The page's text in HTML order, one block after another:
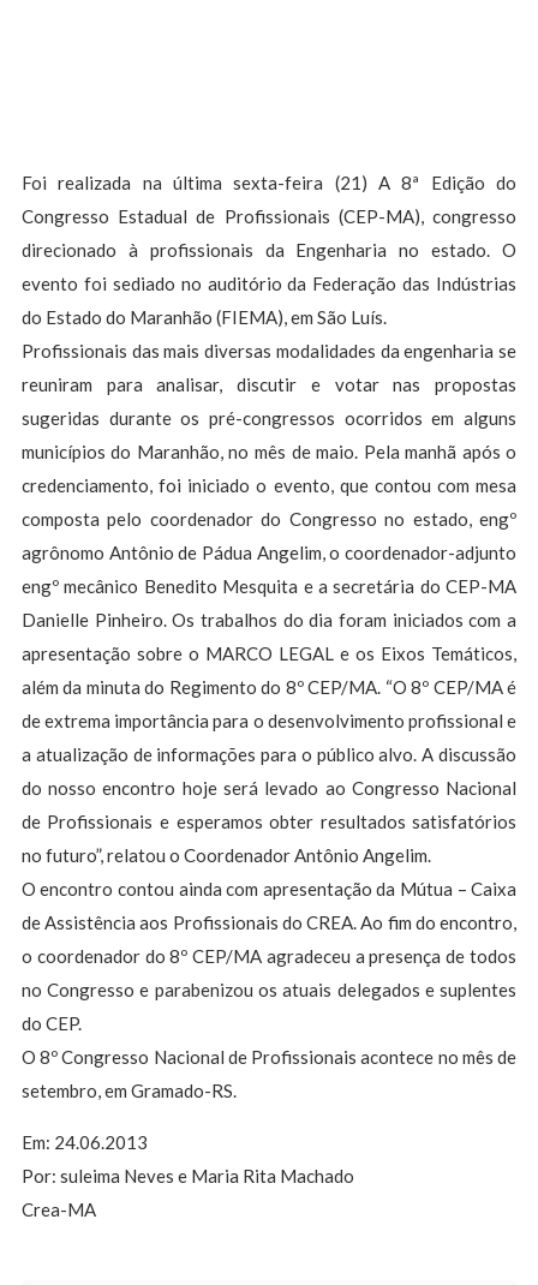
Foi realizada na última sexta-feira (21) A 8ª Edição do
Congresso Estadual de Profissionais (CEP-MA), congresso
direcionado à profissionais da Engenharia no estado. O
evento foi sediado no auditório da Federação das Indústrias
do Estado do Maranhão (FIEMA), em São Luís.
Profissionais das mais diversas modalidades da engenharia se
reuniram para analisar, discutir e votar nas propostas
sugeridas durante os pré-congressos ocorridos em alguns
municípios do Maranhão, no mês de maio. Pela manhã após o
credenciamento, foi iniciado o evento, que contou com mesa
composta pelo coordenador do Congresso no estado, engº
agrônomo Antônio de Pádua Angelim, o coordenador-adjunto
engº mecânico Benedito Mesquita e a secretária do CEP-MA
Danielle Pinheiro. Os trabalhos do dia foram iniciados com a
apresentação sobre o MARCO LEGAL e os Eixos Temáticos,
além da minuta do Regimento do 8º CEP/MA. “O 8º CEP/MA é
de extrema importância para o desenvolvimento profissional e
a atualização de informações para o público alvo. A discussão
do nosso encontro hoje será levado ao Congresso Nacional
de Profissionais e esperamos obter resultados satisfatórios
no futuro”, relatou o Coordenador Antônio Angelim.
O encontro contou ainda com apresentação da Mútua – Caixa
de Assistência aos Profissionais do CREA. Ao fim do encontro,
o coordenador do 8º CEP/MA agradeceu a presença de todos
no Congresso e parabenizou os atuais delegados e suplentes
do CEP.
O 8º Congresso Nacional de Profissionais acontece no mês de
setembro, em Gramado-RS.
Em: 24.06.2013
Por: suleima Neves e Maria Rita Machado
Crea-MA